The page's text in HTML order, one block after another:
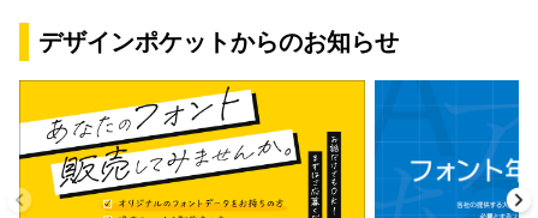
デザインポケットからのお知らせ